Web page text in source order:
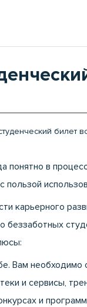
билет
понятно в
карьерного
беззаботных
Вам
и сервисы,
и